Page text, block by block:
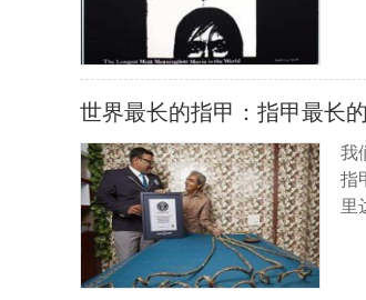
世界最长的指甲：指甲最长
我
指
里